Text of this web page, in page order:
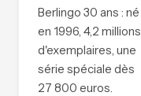
Berlingo 30 ans : né
en 1996, 4,2 millions
d'exemplaires, une
série spéciale dès
27 800 euros.